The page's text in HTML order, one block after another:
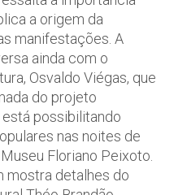
a origem da
manifestações. A
ainda com o
Osvaldo Viégas, que
do projeto
está possibilitando
nas noites de
Floriano Peixoto.
mostra detalhes do